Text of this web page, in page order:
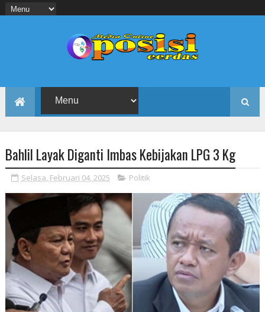
Bahlil Layak Diganti Imbas Kebijakan LPG 3 Kg
Selasa, Februari 04, 2025 Politik